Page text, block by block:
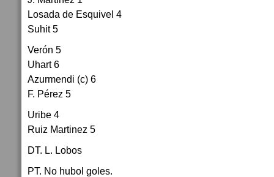
Losada de Esquivel 4
Suhit 5
Verón 5
Uhart 6
Azurmendi (c) 6
F. Pérez 5
Uribe 4
Ruiz Martinez 5
DT. L. Lobos
PT. No hubol goles.